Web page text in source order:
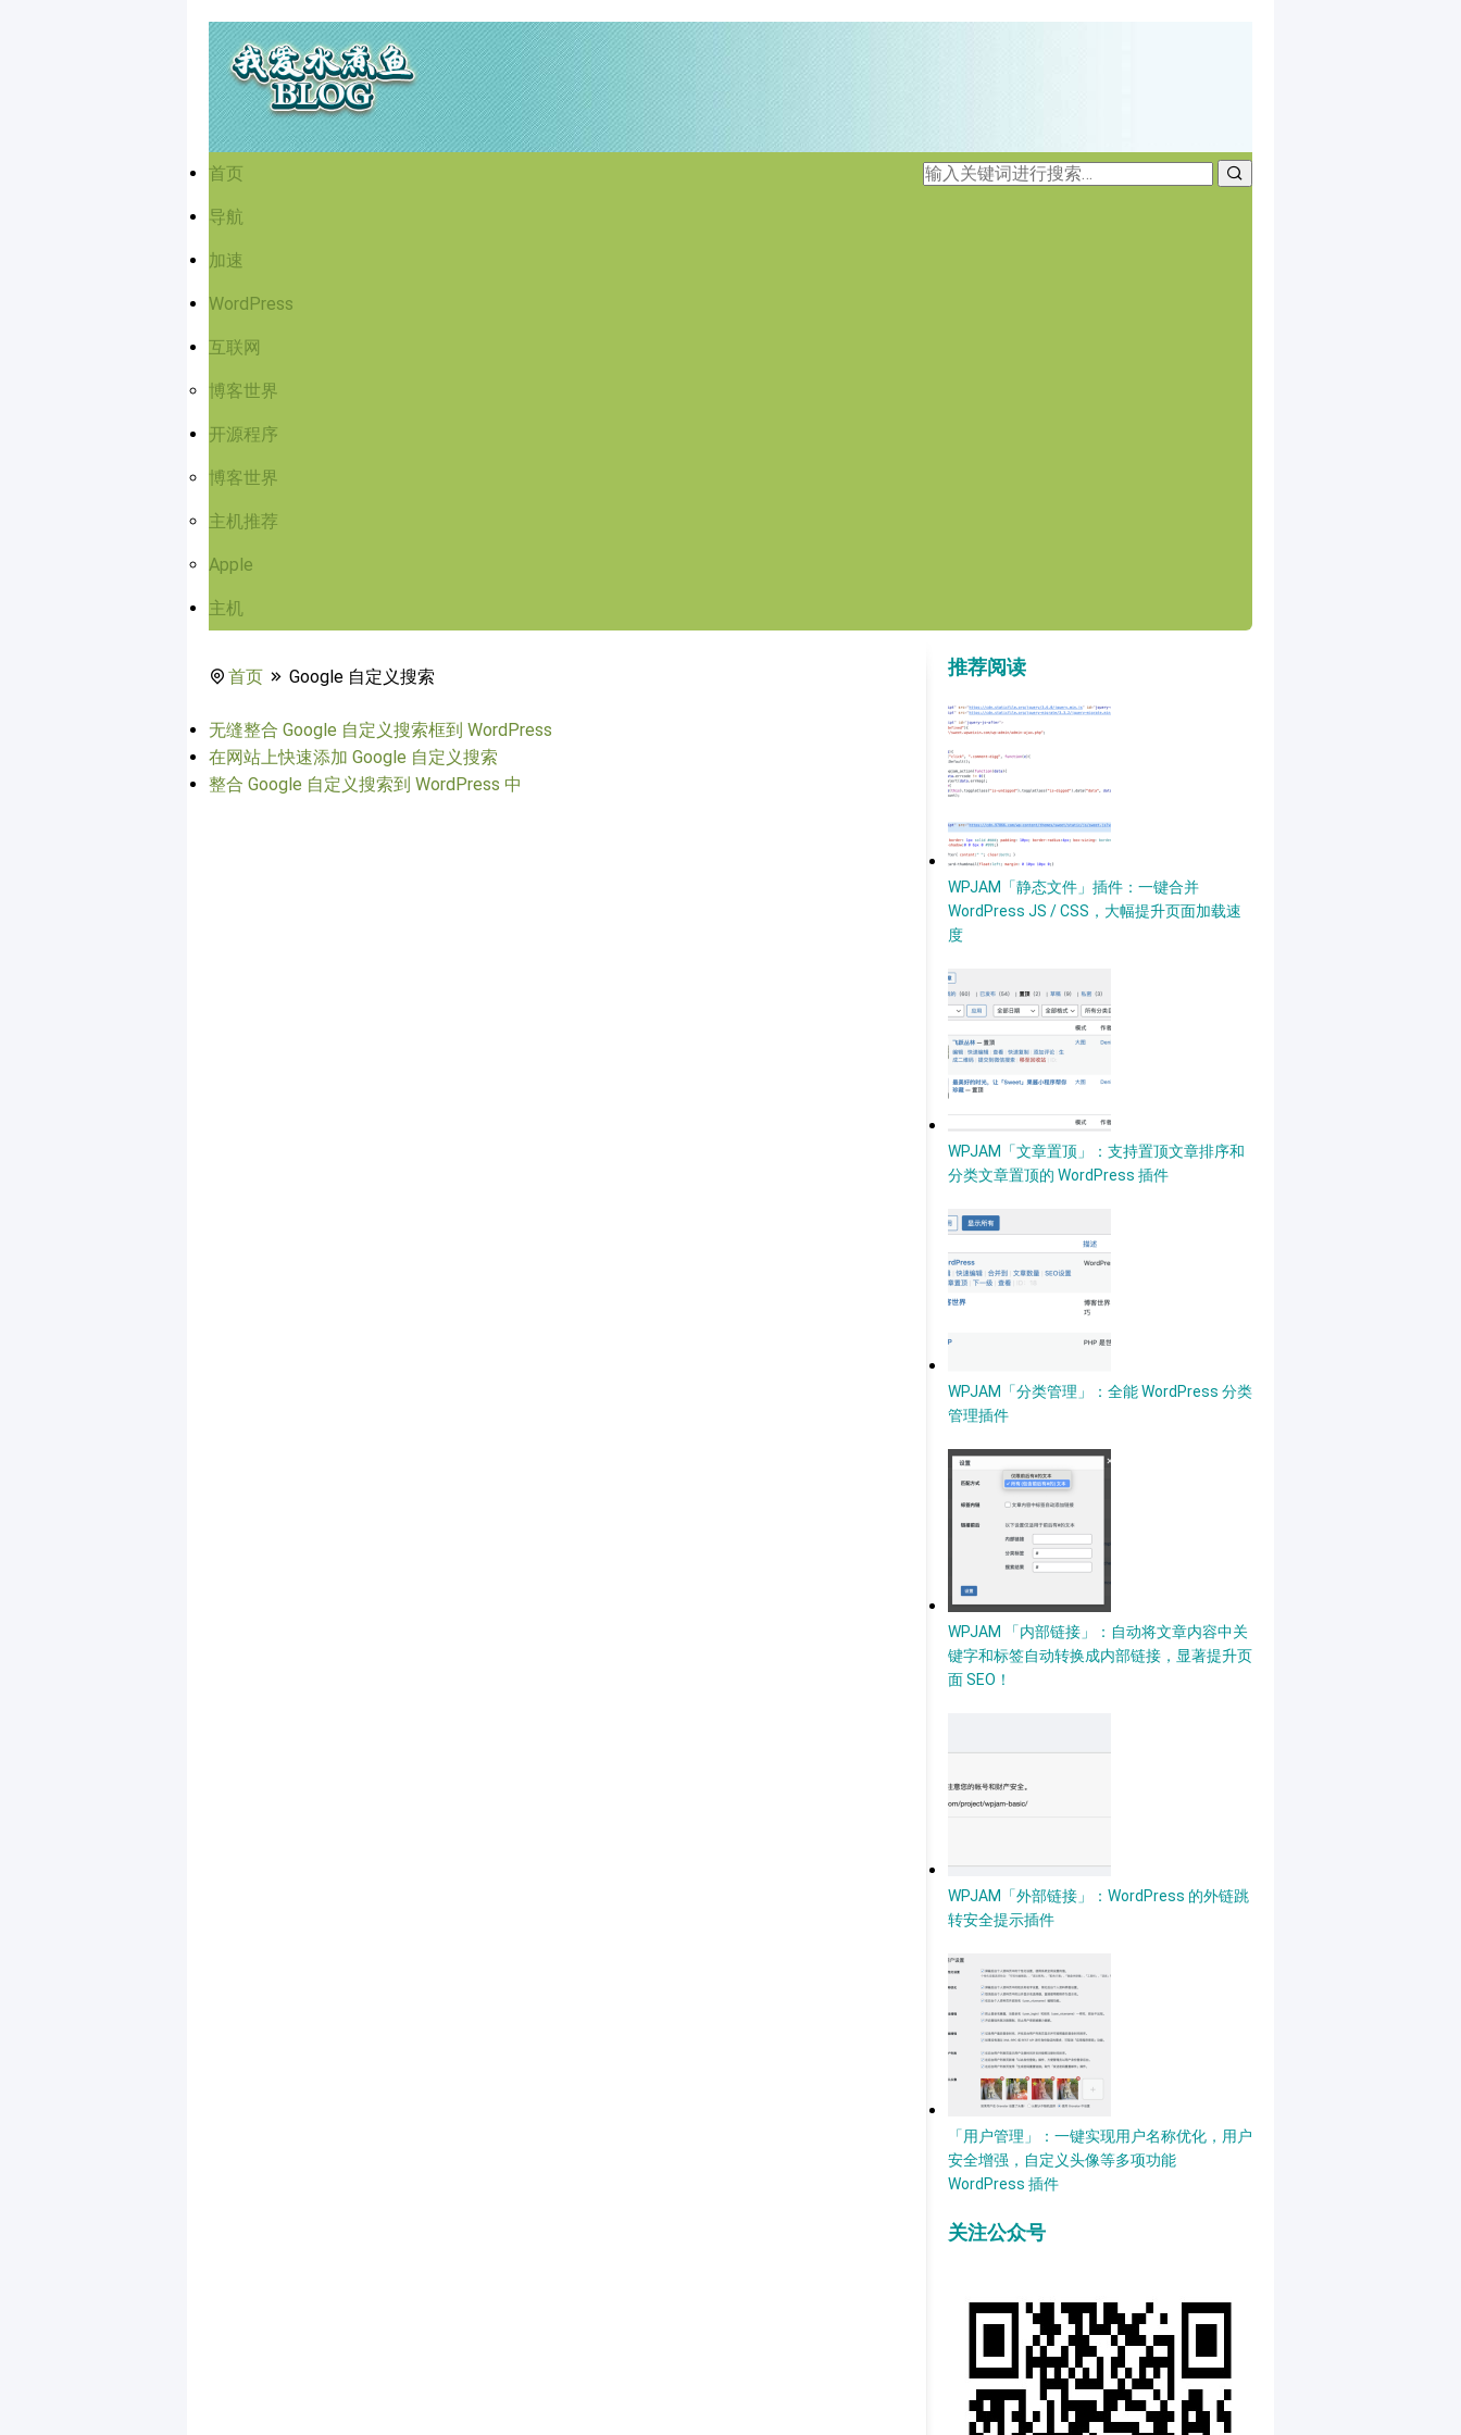
首页
导航
加速
WordPress
互联网
博客世界
开源程序
博客世界
主机推荐
Apple
主机
首页 Google 自定义搜索
无缝整合 Google 自定义搜索框到 WordPress
在网站上快速添加 Google 自定义搜索
整合 Google 自定义搜索到 WordPress 中
推荐阅读
WPJAM「静态文件」插件：一键合并
WordPress JS / CSS，大幅提升页面加载速
度
WPJAM「文章置顶」：支持置顶文章排序和
分类文章置顶的 WordPress 插件
WPJAM「分类管理」：全能 WordPress 分类
管理插件
WPJAM 「内部链接」：自动将文章内容中关
键字和标签自动转换成内部链接，显著提升页
面 SEO！
WPJAM「外部链接」：WordPress 的外链跳
转安全提示插件
「用户管理」：一键实现用户名称优化，用户
安全增强，自定义头像等多项功能
WordPress 插件
关注公众号